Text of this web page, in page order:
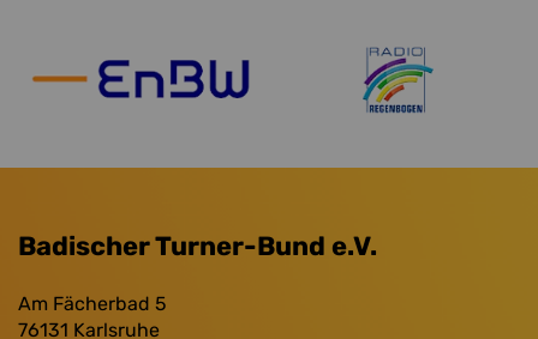
Badischer Turner-Bund e.V.
Am Fächerbad 5
76131 Karlsruhe